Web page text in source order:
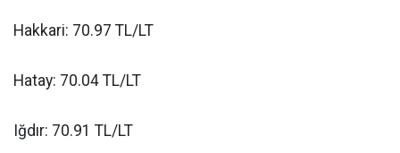
Hakkari: 70.97 TL/LT
Hatay: 70.04 TL/LT
Iğdır: 70.91 TL/LT